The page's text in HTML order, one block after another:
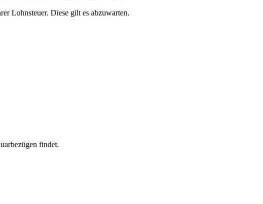
Lohnsteuer. Diese gilt es abzuwarten.
findet.